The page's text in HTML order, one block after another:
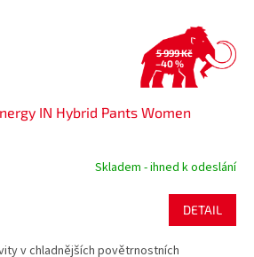
5 999 Kč
–40 %
IN Hybrid Pants Women
Skladem - ihned k odeslání
DETAIL
v chladnějších povětrnostních